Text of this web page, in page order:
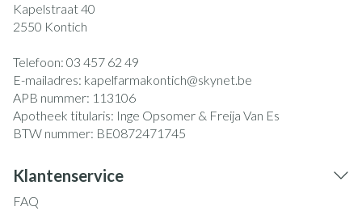
Kapelstraat 40
2550 Kontich
Telefoon: 03 457 62 49
E-mailadres: kapelfarmakontich@skynet.be
APB nummer: 113106
Apotheek titularis: Inge Opsomer & Freija Van Es
BTW nummer: BE0872471745
Klantenservice
FAQ